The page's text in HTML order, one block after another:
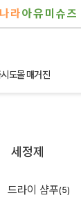
라아유미슈즈
시도몰 매거진
세정제
드라이 샴푸(5)